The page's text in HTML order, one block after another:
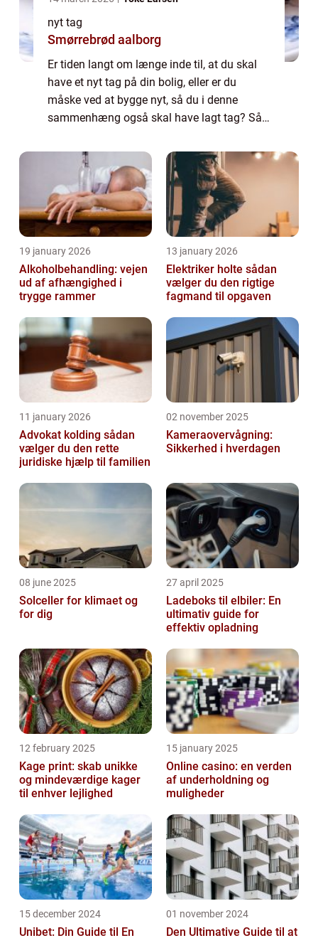
nyt tag
Smørrebrød aalborg
Er tiden langt om længe inde til, at du skal
have et nyt tag på din bolig, eller er du
måske ved at bygge nyt, så du i denne
sammenhæng også skal have lagt tag? Så
hjælpe dig med arbejdet. Lad os derfor og...
19 january 2026
Alkoholbehandling: vejen
ud af afhængighed i
trygge rammer
13 january 2026
Elektriker holte sådan
vælger du den rigtige
fagmand til opgaven
11 january 2026
Advokat kolding sådan
vælger du den rette
juridiske hjælp til familien
02 november 2025
Kameraovervågning:
Sikkerhed i hverdagen
08 june 2025
Solceller for klimaet og
for dig
27 april 2025
Ladeboks til elbiler: En
ultimativ guide for
effektiv opladning
12 february 2025
Kage print: skab unikke
og mindeværdige kager
til enhver lejlighed
15 january 2025
Online casino: en verden
af underholdning og
muligheder
15 december 2024
Unibet: Din Guide til En
01 november 2024
Den Ultimative Guide til at